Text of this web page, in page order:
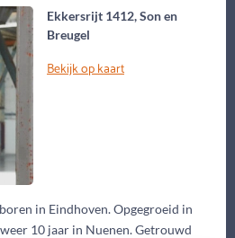
Ekkersrijt 1412, Son en
Breugel
Bekijk op kaart
in Eindhoven. Opgegroeid in
10 jaar in Nuenen. Getrouwd